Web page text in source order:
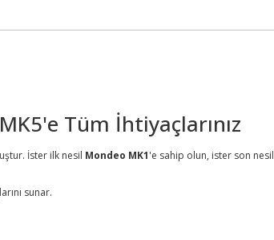
Tüm İhtiyaçlarınız
İster ilk nesil Mondeo MK1'e sahip olun, ister son nesil
sunar.